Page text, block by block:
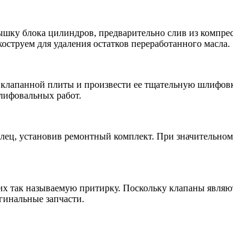
блока цилиндров, предварительно слив из
для удаления остатков переработанного масла.
клапанной плиты и произвести ее тщательную
работ.
установив ремонтный комплект. При
так называемую притирку. Поскольку клапаны
запчасти.